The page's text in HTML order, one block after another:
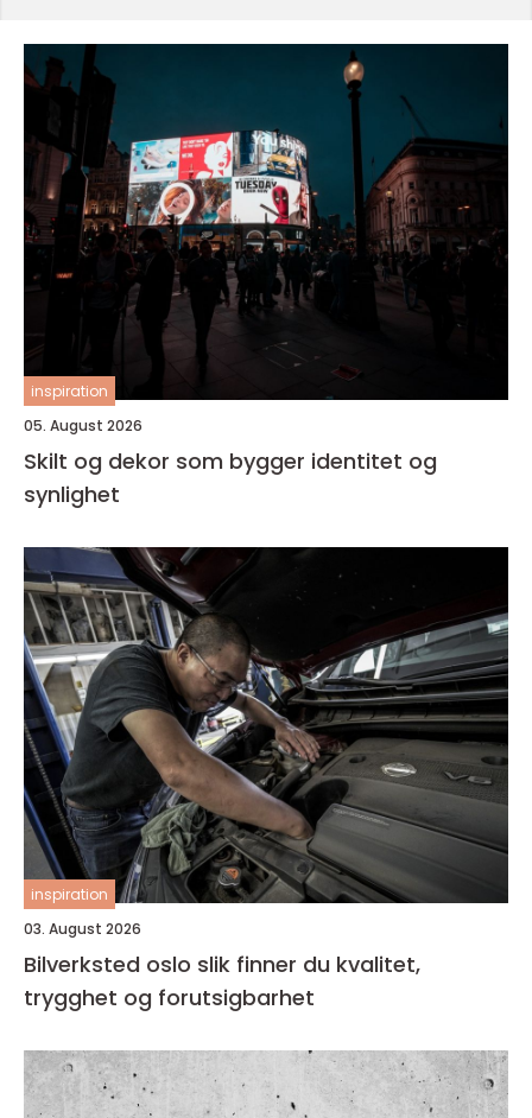
inspiration
05. August 2026
Skilt og dekor som bygger identitet og
synlighet
inspiration
03. August 2026
Bilverksted oslo slik finner du kvalitet,
trygghet og forutsigbarhet